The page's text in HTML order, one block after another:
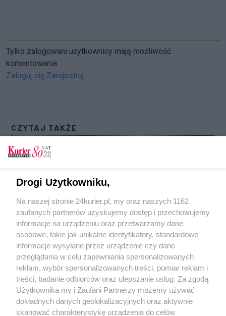
Tylko zalogowani użytkownicy mają możliwość
komentowania
Zaloguj się Zarejestruj
CZYTAJ TAKŻE
Miasto chce kupić popękany blok. Rafał Zając:
To społeczny problem Stargardu
Rusztowanie zawaliło się na robotników przy al.
Wojska Polskiego
Częściowo przywrócono ruch na krajowej
jedenastce po osunięciu się drogi
POGODA
12℃
Zobacz prognozę na 3 dni
Drogi Użytkowniku,
Na naszej stronie 24kurier.pl, my oraz naszych 1162
zaufanych partnerów uzyskujemy dostęp i przechowujemy
informacje na urządzeniu oraz przetwarzamy dane
osobowe, takie jak unikalne identyfikatory, standardowe
informacje wysyłane przez urządzenie czy dane
przeglądania w celu zapewniania spersonalizowanych
reklam, wybór spersonalizowanych treści, pomiar reklam i
treści, badanie odbiorców oraz ulepszanie usług. Za zgodą
Użytkownika my i Zaufani Partnerzy możemy używać
dokładnych danych geolokalizacyjnych oraz aktywnie
skanować charakterystykę urządzenia do celów